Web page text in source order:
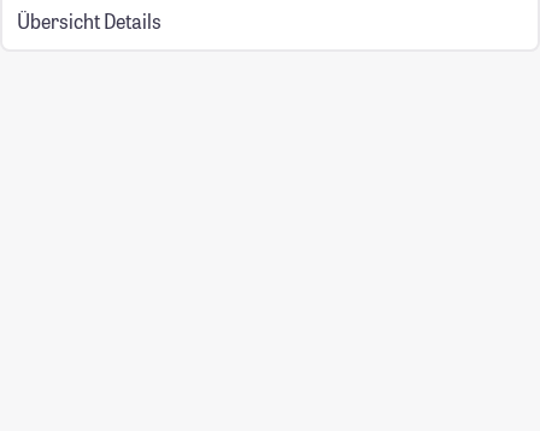
Übersicht Details